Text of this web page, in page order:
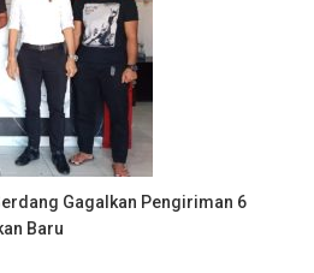
Gagalkan Pengiriman 6
Baru